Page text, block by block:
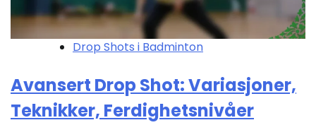
Drop Shots i Badminton
Avansert Drop Shot: Variasjoner,
Teknikker, Ferdighetsnivåer